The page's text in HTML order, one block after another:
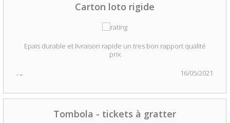
Carton loto rigide
Epais durable et livraison rapide un tres bon rapport qualité
prix
. .. 16/05/2021
Tombola - tickets à gratter